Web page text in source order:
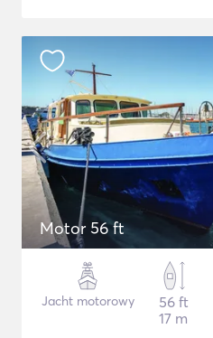
Motor 56 ft
Jacht motorowy
56 ft
17 m